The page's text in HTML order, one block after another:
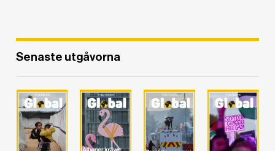
Senaste utgåvorna
DET GLOBALA PRESSTÖDET PRENUMERERA